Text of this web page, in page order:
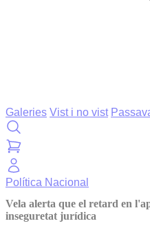
Galeries Vist i no vist
Política Nacional
Vela alerta que el retard en
inseguretat jurídica